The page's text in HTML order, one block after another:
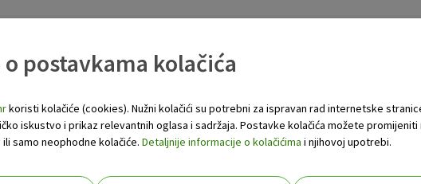
postavkama kolačića
koristi kolačiće (cookies). Nužni kolačići su potrebni za ispravan rad internetske
iskustvo i prikaz relevantnih oglasa i sadržaja. Postavke kolačića možete
samo neophodne kolačiće. Detaljnije informacije o kolačićima i njihovoj upotrebi.